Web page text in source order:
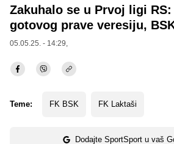
Zakuhalo se u Prvoj ligi
gotovog prave veresiju,
05.05.25. - 14:29,
Teme: FK BSK FK Laktaši
Dodajte SportSport u vaš